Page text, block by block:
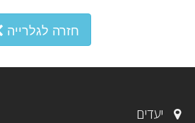
חזרה לגלרייה
יעדים